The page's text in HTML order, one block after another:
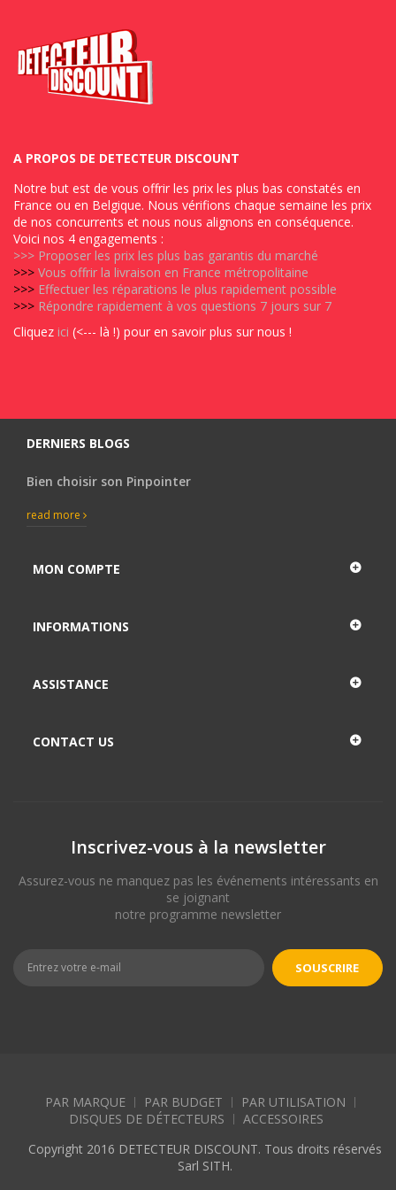
A PROPOS DE DETECTEUR DISCOUNT
Notre but est de vous offrir les prix les plus bas constatés en
France ou en Belgique. Nous vérifions chaque semaine les prix
de nos concurrents et nous nous alignons en conséquence.
Voici nos 4 engagements :
>>> Proposer les prix les plus bas garantis du marché
>>> Vous offrir la livraison en France métropolitaine
>>> Effectuer les réparations le plus rapidement possible
>>> Répondre rapidement à vos questions 7 jours sur 7
Cliquez ici (<--- là !) pour en savoir plus sur nous !
DERNIERS BLOGS
Bien choisir son Pinpointer
read more
MON COMPTE
INFORMATIONS
ASSISTANCE
CONTACT US
Inscrivez-vous à la newsletter
Assurez-vous ne manquez pas les événements intéressants en
se joignant
notre programme newsletter
SOUSCRIRE
PAR MARQUE PAR BUDGET
PAR UTILISATION
DISQUES DE DÉTECTEURS
ACCESSOIRES
Copyright 2016 DETECTEUR DISCOUNT. Tous droits réservés
Sarl SITH.